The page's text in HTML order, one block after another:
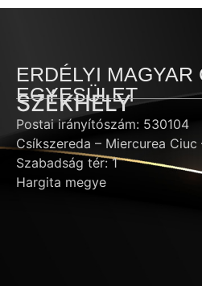
ERDÉLYI MAGYAR
EGYESÜLET
SZÉKHELY
Postai irányítószám: 530104
Csíkszereda – Miercurea Ciuc
Szabadság tér: 1
Hargita megye